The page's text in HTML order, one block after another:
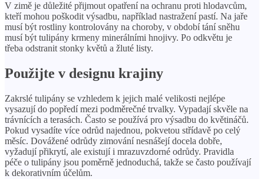
V zimě je důležité přijmout opatření na ochranu proti hlodavcům,
kteří mohou poškodit výsadbu, například nastražení pastí. Na jaře
musí být rostliny kontrolovány na choroby, v období tání sněhu
musí být tulipány krmeny minerálními hnojivy. Po odkvětu je
třeba odstranit stonky květů a žluté listy.
Použijte v designu krajiny
Zakrslé tulipány se vzhledem k jejich malé velikosti nejlépe
vysazují do popředí mezi podměrečné trvalky. Vypadají skvěle na
trávnících a terasách. Často se používá pro výsadbu do květináčů.
Pokud vysadíte více odrůd najednou, pokvetou střídavě po celý
měsíc. Dovážené odrůdy zimování nesnášejí docela dobře,
vyžadují přikrytí, ale existují i ​​mrazuvzdorné odrůdy. Pravidla
péče o tulipány jsou poměrně jednoduchá, takže se často používají
k dekorativním účelům.